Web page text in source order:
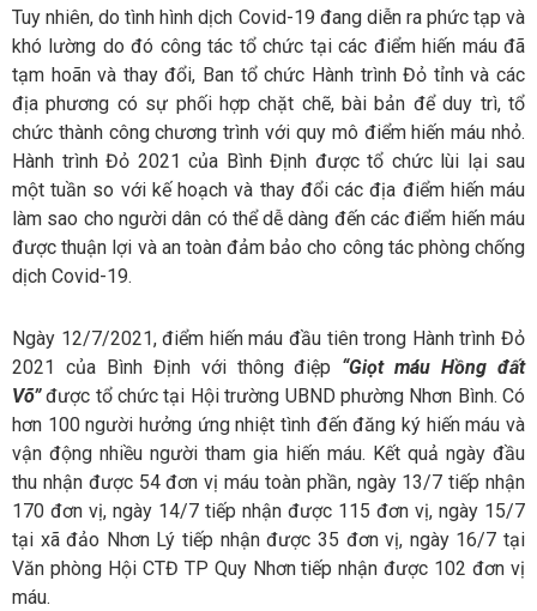
Tuy nhiên, do tình hình dịch Covid-19 đang diễn ra phức tạp và
khó lường do đó công tác tổ chức tại các điểm hiến máu đã
tạm hoãn và thay đổi, Ban tổ chức Hành trình Đỏ tỉnh và các
địa phương có sự phối hợp chặt chẽ, bài bản để duy trì, tổ
chức thành công chương trình với quy mô điểm hiến máu nhỏ.
Hành trình Đỏ 2021 của Bình Định được tổ chức lùi lại sau
một tuần so với kế hoạch và thay đổi các địa điểm hiến máu
làm sao cho người dân có thể dễ dàng đến các điểm hiến máu
được thuận lợi và an toàn đảm bảo cho công tác phòng chống
dịch Covid-19.
Ngày 12/7/2021, điểm hiến máu đầu tiên trong Hành trình Đỏ
2021 của Bình Định với thông điệp “Giọt máu Hồng đất
Võ”được tổ chức tại Hội trường UBND phường Nhơn Bình. Có
hơn 100 người hưởng ứng nhiệt tình đến đăng ký hiến máu và
vận động nhiều người tham gia hiến máu. Kết quả ngày đầu
thu nhận được 54 đơn vị máu toàn phần, ngày 13/7 tiếp nhận
170 đơn vị, ngày 14/7 tiếp nhận được 115 đơn vị, ngày 15/7
tại xã đảo Nhơn Lý tiếp nhận được 35 đơn vị, ngày 16/7 tại
Văn phòng Hội CTĐ TP Quy Nhơn tiếp nhận được 102 đơn vị
máu.